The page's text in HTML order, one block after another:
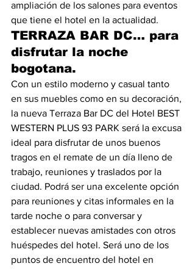
ampliación de los salones para eventos
que tiene el hotel en la actualidad.
TERRAZA BAR DC… para
disfrutar la noche
bogotana.
Con un estilo moderno y casual tanto
en sus muebles como en su decoración,
la nueva Terraza Bar DC del Hotel BEST
WESTERN PLUS 93 PARK será la excusa
ideal para disfrutar de unos buenos
tragos en el remate de un día lleno de
trabajo, reuniones y traslados por la
ciudad. Podrá ser una excelente opción
para reuniones y citas informales en la
tarde noche o para conversar y
establecer nuevas amistades con otros
huéspedes del hotel. Será uno de los
puntos de encuentro del hotel en